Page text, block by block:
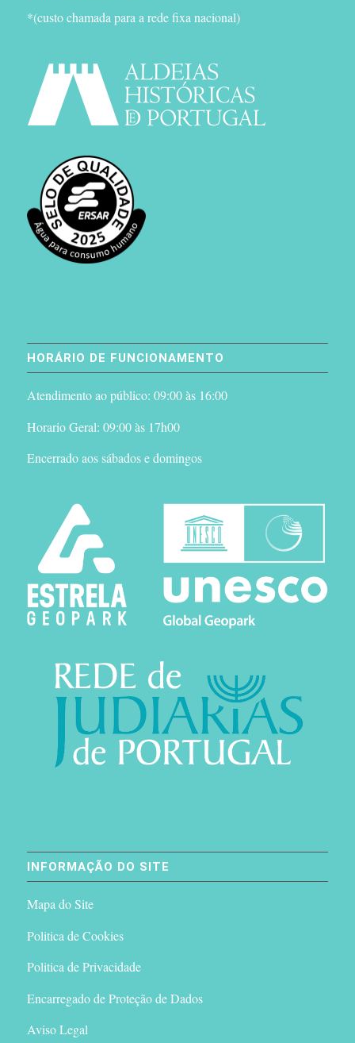
*(custo chamada para a rede fixa nacional)
HORÁRIO DE FUNCIONAMENTO
Atendimento ao público: 09:00 às 16:00
Horario Geral: 09:00 às 17h00
Encerrado aos sábados e domingos
INFORMAÇÃO DO SITE
Mapa do Site
Politica de Cookies
Politica de Privacidade
Encarregado de Proteção de Dados
Aviso Legal